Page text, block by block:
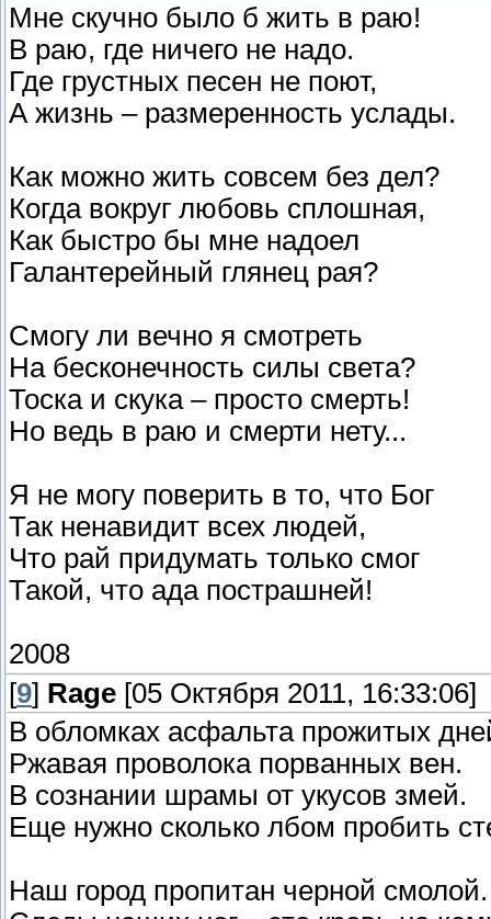
Мне скучно было б жить в раю!
В раю, где ничего не надо.
Где грустных песен не поют,
А жизнь – размеренность услады.
Как можно жить совсем без дел?
Когда вокруг любовь сплошная,
Как быстро бы мне надоел
Галантерейный глянец рая?
Смогу ли вечно я смотреть
На бесконечность силы света?
Тоска и скука – просто смерть!
Но ведь в раю и смерти нету...
Я не могу поверить в то, что Бог
Так ненавидит всех людей,
Что рай придумать только смог
Такой, что ада пострашней!
2008
[9] Rage [05 Октября 2011, 16:33:06]
В обломках асфальта прожитых
Ржавая проволока порванных вен.
В сознании шрамы от укусов змей.
Еще нужно сколько лбом пробить
Наш город пропитан черной смолой.